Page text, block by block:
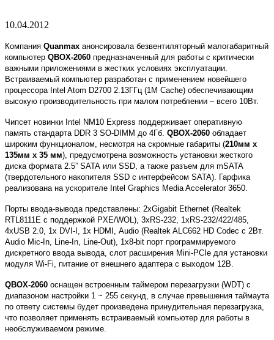
10.04.2012
Компания Quanmax анонсировала безвентиляторный малогабаритный
компьютер QBOX-2060 предназначенный для работы с критически
важными приложениями в жестких условиях эксплуатации.
Встраиваемый компьютер разработан с применением новейшего
процессора Intel Atom D2700 2.13ГГц (1M Cache) обеспечивающим
высокую производительность при малом потреблении – всего 10Вт.
Чипсет новинки Intel NM10 Express поддерживает оперативную
память стандарта DDR 3 SO-DIMM до 4Гб. QBOX-2060 обладает
широким функционалом, несмотря на скромные габариты (210мм x
135мм x 35 мм), предусмотрена возможность установки жесткого
диска формата 2.5” SATA или SSD , а также разъем для mSATA
(твердотельного накопителя SSD с интерфейсом SATA). Гарфика
реализована на ускорителе Intel Graphics Media Accelerator 3650.
Порты ввода-вывода представлены: 2xGigabit Ethernet (Realtek
RTL8111E с поддержкой PXE/WOL ), 3xRS-232, 1 xRS-232/422/485,
4xUSB 2.0, 1 x DVI - , 1 x HDMI Audio (Realtek ALC662 HD Codec c 2Вт.
Audio Mic- In Line- In Line-Out), 1 x8-bit порт программируемого
дискретного ввода вывода, слот расширения Mini-PCIe для установки
модуля Wi-Fi , питание от внешнего адаптера с выходом 12В.
QBOX-2060 оснащен встроенным таймером перезагрузки (WDT) с
диапазоном настройки 1 ~ 255 секунд, в случае превышения таймаута
по ответу системы будет произведена принудительная перезагрузка,
что позволяет применять встраиваемый компьютер для работы в
необслуживаемом режиме.